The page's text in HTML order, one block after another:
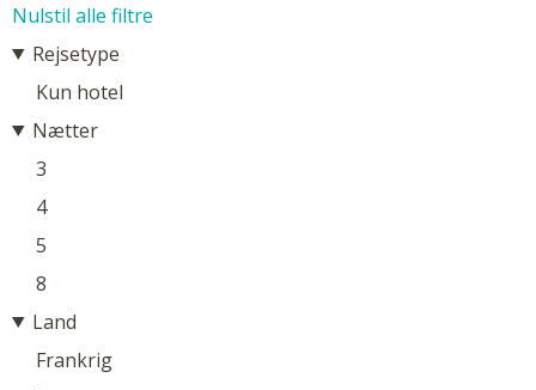
Nulstil alle filtre
Rejsetype
Kun hotel
Nætter
3
4
5
8
Land
Frankrig